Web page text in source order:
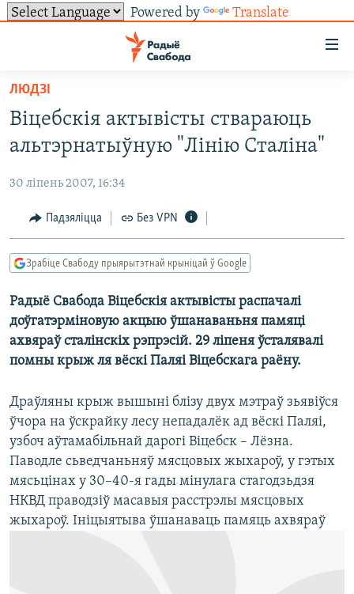
Powered by Translate
ўнівэрсальнага
доступу
Перайсьці
да
галоўнага
Перайсьці
Перайсьці
пошуку
НАВІНЫ
ЛЮДЗІ
ПАЛІТЫКА
ВАЙНА
БЕЛАРУСЫ НА ВАЙНЕ
ПАЛІТВЯЗЬНІ
КУЛЬТУРА
ТОЛЬКІ НА СВАБОДЗЕ
БЛОГІ
ГІСТОРЫЯ НА СВАБОДЗЕ
КНІГІ
АЎДЫЁКНІГІ
PREMIUM
МОВА
АБЫСЬЦІ БЛЯКАВАНЬНЕ
ПАДЗЯЛІЦЦА ІНФАРМАЦЫЯЙ
ПАДПІСАЦЦА
RSS
FACEBOOK
TWITTER
Усе сайты РС/РСЭ
ЛЮДЗІ
Віцебскія актывісты ствараюць
альтэрнатыўную "Лінію Сталіна"
30 ліпень 2007, 16:34
Падзяліцца Без VPN
Зрабіце Свабоду прыярытэтнай крыніцай ў Google
Радыё Свабода Віцебскія актывісты распачалі
доўгатэрміновую акцыю ўшанаваньня памяці
ахвяраў сталінскіх рэпрэсій. 29 ліпеня ўсталявалі
помны крыж ля вёскі Паляі Віцебскага раёну.
Драўляны крыж вышыні блізу двух мэтраў зьявіўся
ўчора на ўскрайку лесу непадалёк ад вёскі Паляі,
узбоч аўтамабільнай дарогі Віцебск – Лёзна.
Паводле сьведчаньняў мясцовых жыхароў, у гэтых
мясьцінах у 30–40-я гады мінулага стагодзьдзя
НКВД праводзіў масавыя расстрэлы мясцовых
жыхароў. Ініцыятыва ўшанаваць памяць ахвяраў